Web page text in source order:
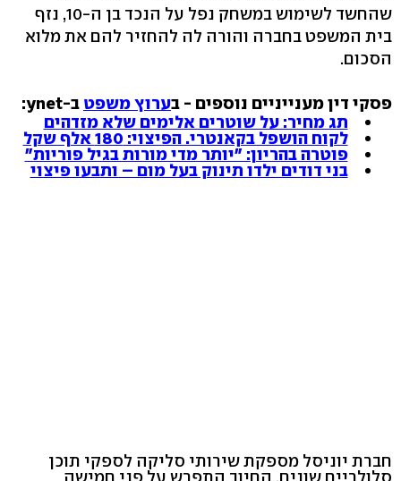
שהחשד לשימוש במשחק נפל על הנכד בן ה-10, נזף
בית המשפט בחברה והורה לה להחזיר להם את מלוא
הסכום.
פסקי דין מענייניים נוספים - בערוץ משפט ב-ynet:
תג מחיר: על שוטרים אלימים שלא מזדהים
לקוח הושפל בקאנטרי. הפיצוי: 180 אלף שקל
פוטרה בהריון: "יותר מדי מורות בגיל פוריות"
בני דודים ילדו תינוק בעל מום – ותבעו פיצוי
חברת יוניסל מספקת שירותי סליקה לספקי תוכן